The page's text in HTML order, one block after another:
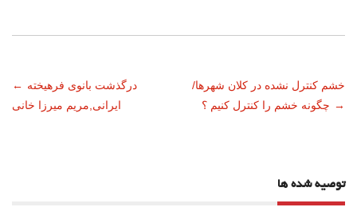
ناوبری
نوشته
← درگذشت بانوی فرهیخته
ایرانی,مریم میرزا خانی
خشم کنترل نشده در کلان شهرها/
چگونه خشم را کنترل کنیم ؟ →
توصیه شده ها